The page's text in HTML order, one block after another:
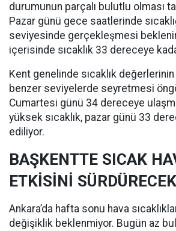
durumunun parçalı bulutlu olması
Pazar günü gece saatlerinde
seviyesinde gerçekleşmesi
içerisinde sıcaklık 33 dereceye
Kent genelinde sıcaklık
benzer seviyelerde seyretmesi
Cumartesi günü 34 dereceye
yüksek sıcaklık, pazar günü 33
ediliyor.
BAŞKENTTE SICAK
ETKİSİNİ SÜRDÜRECEK
Ankara’da hafta sonu hava
değişiklik beklenmiyor. Bugün az